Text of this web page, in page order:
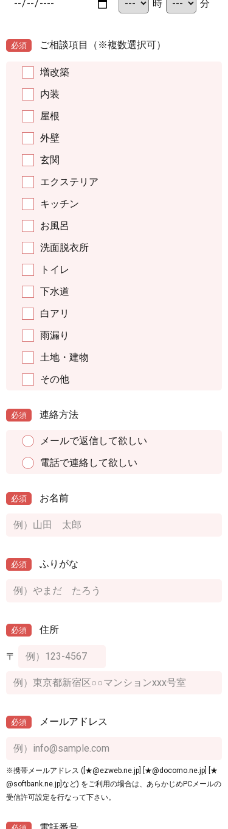
時
分
必須 ご相談項目 （※複数選択可）
増改築
内装
屋根
外壁
玄関
エクステリア
キッチン
お風呂
洗面脱衣所
トイレ
下水道
白アリ
雨漏り
土地・建物
その他
必須 連絡方法
メールで返信して欲しい
電話で連絡して欲しい
必須 お名前
必須 ふりがな
必須 住所
〒
必須 メールアドレス
※携帯メールアドレス ([★@ezweb.ne.jp] [★@docomo.ne.jp] [★
@softbank.ne.jp]など) をご利用の場合は、あらかじめPCメールの
受信許可設定を行なって下さい。